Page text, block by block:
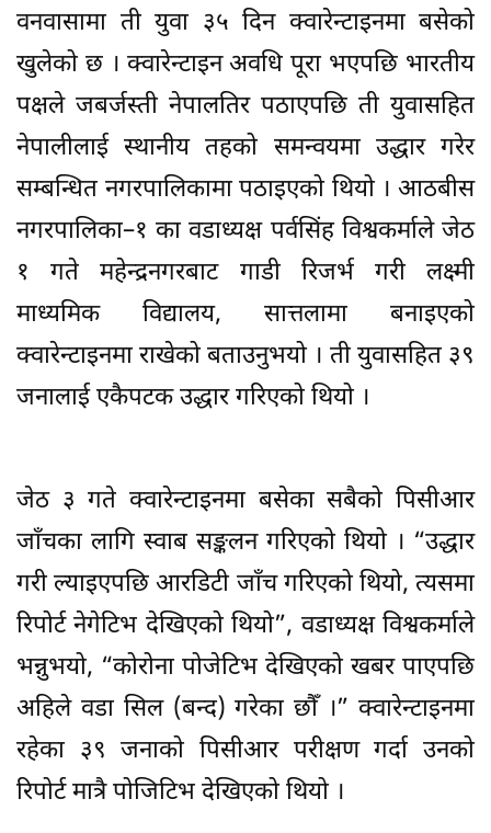
वनवासामा ती युवा ३५ दिन क्वारेन्टाइनमा बसेको
खुलेको छ । क्वारेन्टाइन अवधि पूरा भएपछि भारतीय
पक्षले जबर्जस्ती नेपालतिर पठाएपछि ती युवासहित
नेपालीलाई स्थानीय तहको समन्वयमा उद्धार गरेर
सम्बन्धित नगरपालिकामा पठाइएको थियो । आठबीस
नगरपालिका–१ का वडाध्यक्ष पर्वसिंह विश्वकर्माले जेठ
१ गते महेन्द्रनगरबाट गाडी रिजर्भ गरी लक्ष्मी
माध्यमिक विद्यालय, सात्तलामा बनाइएको
क्वारेन्टाइनमा राखेको बताउनुभयो । ती युवासहित ३९
जनालाई एकैपटक उद्धार गरिएको थियो ।
जेठ ३ गते क्वारेन्टाइनमा बसेका सबैको पिसीआर
जाँचका लागि स्वाब सङ्कलन गरिएको थियो । “उद्धार
गरी ल्याइएपछि आरडिटी जाँच गरिएको थियो, त्यसमा
रिपोर्ट नेगेटिभ देखिएको थियो”, वडाध्यक्ष विश्वकर्माले
भन्नुभयो, “कोरोना पोजेटिभ देखिएको खबर पाएपछि
अहिले वडा सिल (बन्द) गरेका छौँ ।” क्वारेन्टाइनमा
रहेका ३९ जनाको पिसीआर परीक्षण गर्दा उनको
रिपोर्ट मात्रै पोजिटिभ देखिएको थियो ।